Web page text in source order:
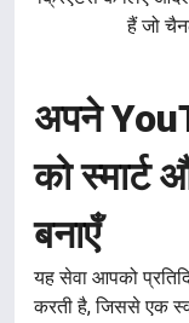
हैं जो
अपने
को स्मार्ट
बनाएँ
यह सेवा आपको
करती है, जिससे एक